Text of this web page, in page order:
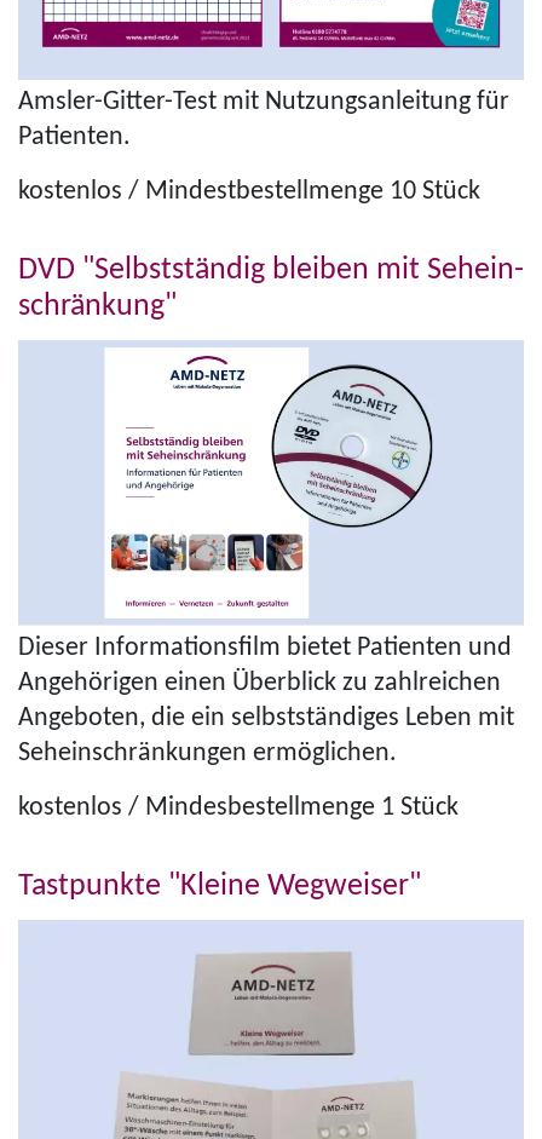
Amsler-Gitter-Test mit Nut­zungs­an­lei­tung für
Patienten.
kostenlos / Min­dest­be­stell­menge 10 Stück
DVD "Selbst­stän­dig bleiben mit Seh­ein­
schränk­ung"
Dieser Infor­mations­film bietet Patienten und
Angehörigen einen Überblick zu zahlreichen
Angeboten, die ein selbst­ständiges Leben mit
Seh­ein­schränkungen ermöglichen.
kostenlos / Min­des­be­stell­menge 1 Stück
Tastpunkte "Kleine Wegweiser"